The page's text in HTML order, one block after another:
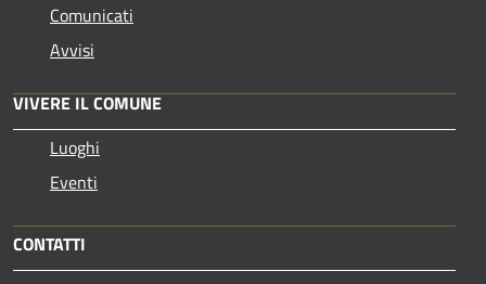
Comunicati
Avvisi
VIVERE IL COMUNE
Luoghi
Eventi
CONTATTI